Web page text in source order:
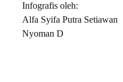
Infografis oleh:
Alfa Syifa Putra Setiawan
Nyoman D